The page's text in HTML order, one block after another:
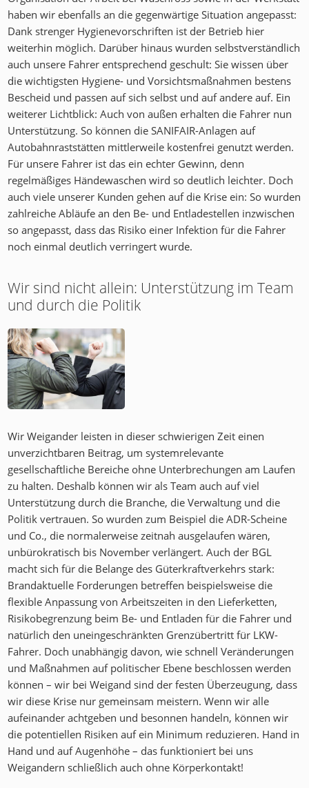
haben wir ebenfalls an die gegenwärtige Situation angepasst:
Dank strenger Hygienevorschriften ist der Betrieb hier
weiterhin möglich. Darüber hinaus wurden selbstverständlich
auch unsere Fahrer entsprechend geschult: Sie wissen über
die wichtigsten Hygiene- und Vorsichtsmaßnahmen bestens
Bescheid und passen auf sich selbst und auf andere auf. Ein
weiterer Lichtblick: Auch von außen erhalten die Fahrer nun
Unterstützung. So können die SANIFAIR-Anlagen auf
Autobahnraststätten mittlerweile kostenfrei genutzt werden.
Für unsere Fahrer ist das ein echter Gewinn, denn
regelmäßiges Händewaschen wird so deutlich leichter. Doch
auch viele unserer Kunden gehen auf die Krise ein: So wurden
zahlreiche Abläufe an den Be- und Entladestellen inzwischen
so angepasst, dass das Risiko einer Infektion für die Fahrer
noch einmal deutlich verringert wurde.
Wir sind nicht allein: Unterstützung im Team
und durch die Politik
Wir Weigander leisten in dieser schwierigen Zeit einen
unverzichtbaren Beitrag, um systemrelevante
gesellschaftliche Bereiche ohne Unterbrechungen am Laufen
zu halten. Deshalb können wir als Team auch auf viel
Unterstützung durch die Branche, die Verwaltung und die
Politik vertrauen. So wurden zum Beispiel die ADR-Scheine
und Co., die normalerweise zeitnah ausgelaufen wären,
unbürokratisch bis November verlängert. Auch der BGL
macht sich für die Belange des Güterkraftverkehrs stark:
Brandaktuelle Forderungen betreffen beispielsweise die
flexible Anpassung von Arbeitszeiten in den Lieferketten,
Risikobegrenzung beim Be- und Entladen für die Fahrer und
natürlich den uneingeschränkten Grenzübertritt für LKW-
Fahrer. Doch unabhängig davon, wie schnell Veränderungen
und Maßnahmen auf politischer Ebene beschlossen werden
können – wir bei Weigand sind der festen Überzeugung, dass
wir diese Krise nur gemeinsam meistern. Wenn wir alle
aufeinander achtgeben und besonnen handeln, können wir
die potentiellen Risiken auf ein Minimum reduzieren. Hand in
Hand und auf Augenhöhe – das funktioniert bei uns
Weigandern schließlich auch ohne Körperkontakt!